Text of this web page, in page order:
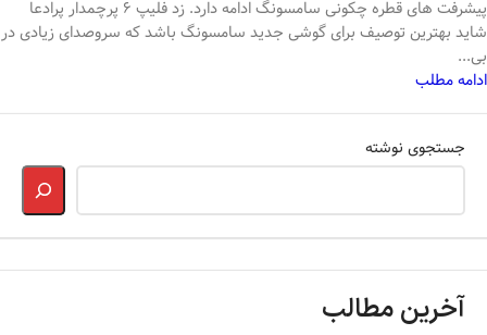
پیشرفت های قطره چکونی سامسونگ ادامه دارد. زد فلیپ 6 پرچمدار پرادعا
شاید بهترین توصیف برای گوشی جدید سامسونگ باشد که سروصدای زیادی در
بی...
ادامه مطلب
جستجوی نوشته
آخرین مطالب